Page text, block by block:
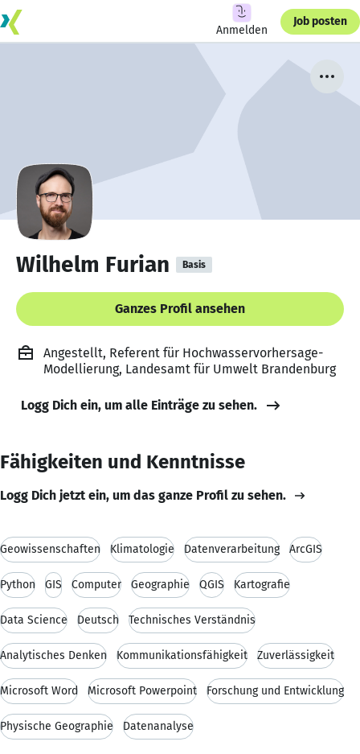
Anmelden
Job posten
Wilhelm Furian Basis
Ganzes Profil ansehen
Angestellt, Referent für Hochwasservorhersage-
Modellierung, Landesamt für Umwelt Brandenburg
Logg Dich ein, um alle Einträge zu sehen.
Fähigkeiten und Kenntnisse
Logg Dich jetzt ein, um das ganze Profil zu sehen.
Geowissenschaften Klimatologie Datenverarbeitung ArcGIS
Python GIS Computer Geographie QGIS Kartografie
Data Science Deutsch Technisches Verständnis
Analytisches Denken Kommunikationsfähigkeit Zuverlässigkeit
Microsoft Word Microsoft Powerpoint Forschung und Entwicklung
Physische Geographie Datenanalyse